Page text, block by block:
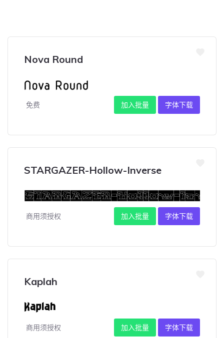
Nova Round
免费 加入批量 字体下载
STARGAZER-Hollow-Inverse
商用须授权 加入批量 字体下载
Kaplah
商用须授权 加入批量 字体下载